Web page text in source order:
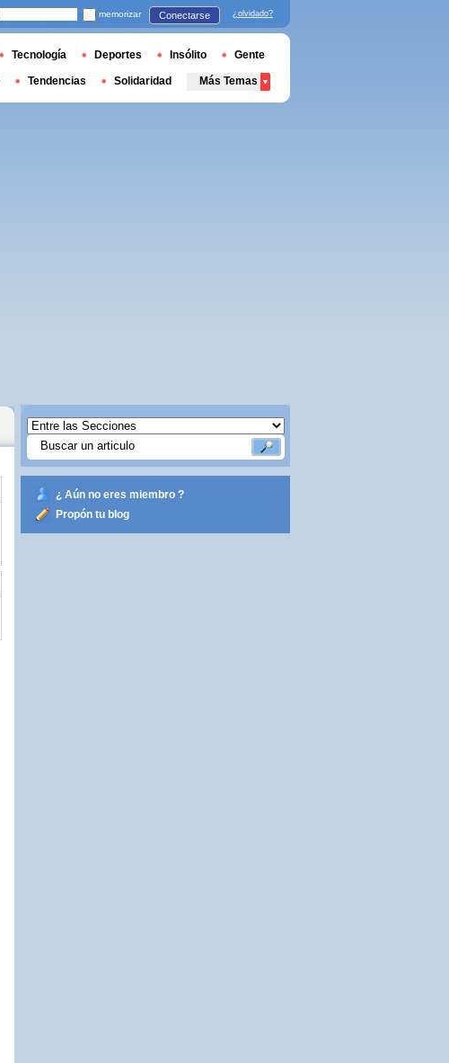
¿ Aún no eres miembro ?
Propón tu blog
memorizar Conectarse ¿olvidado?
Tecnología Deportes Insólito Gente
Tendencias Solidaridad Más Temas